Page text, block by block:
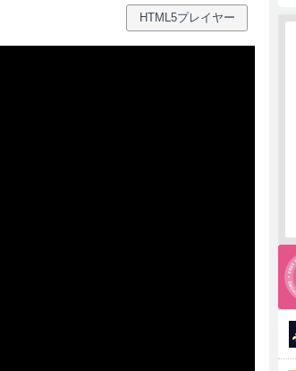
HTML5プレイヤー